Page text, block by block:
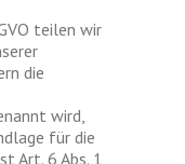
teilen wir
die
wird,
für die
Art. 6 Abs. 1